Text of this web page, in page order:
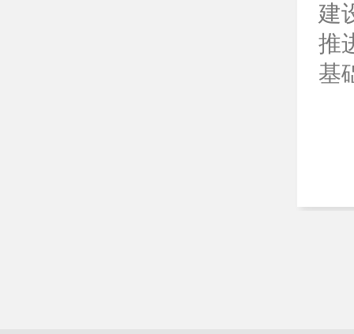
建
推
基